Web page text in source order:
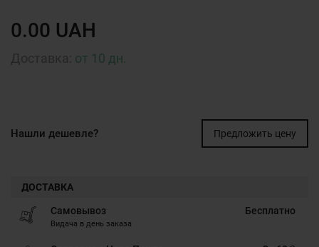
0.00 UAH
от 10 дн.
Нашли дешевле? Предложить цену
ДОСТАВКА
Самовывоз
Видача в день заказа
Бесплатно